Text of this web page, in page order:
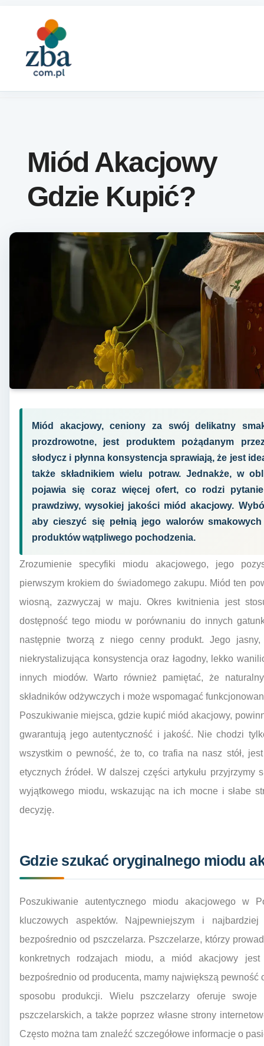
Miód Akacjowy
Gdzie Kupić?
Miód akacjowy, ceniony za swój delikatny
prozdrowotne, jest produktem pożądanym
słodycz i płynna konsystencja sprawiają, że jest
także składnikiem wielu potraw. Jednakże, w
pojawia się coraz więcej ofert, co rodzi
prawdziwy, wysokiej jakości miód akacjowy.
aby cieszyć się pełnią jego walorów
produktów wątpliwego pochodzenia.
Zrozumienie specyfiki miodu akacjowego, jego
pierwszym krokiem do świadomego zakupu. Miód ten
wiosną, zazwyczaj w maju. Okres kwitnienia jest
dostępność tego miodu w porównaniu do innych
następnie tworzą z niego cenny produkt. Jego jasny,
niekrystalizująca konsystencja oraz łagodny, lekko
innych miodów. Warto również pamiętać, że
składników odżywczych i może wspomagać
Poszukiwanie miejsca, gdzie kupić miód akacjowy,
gwarantują jego autentyczność i jakość. Nie chodzi
wszystkim o pewność, że to, co trafia na nasz stół,
etycznych źródeł. W dalszej części artykułu
wyjątkowego miodu, wskazując na ich mocne i słabe
decyzję.
Gdzie szukać oryginalnego miodu
Poszukiwanie autentycznego miodu akacjowego w
kluczowych aspektów. Najpewniejszym i
bezpośrednio od pszczelarza. Pszczelarze, którzy
konkretnych rodzajach miodu, a miód akacjowy
bezpośrednio od producenta, mamy największą
sposobu produkcji. Wielu pszczelarzy oferuje
pszczelarskich, a także poprzez własne strony
Często można tam znaleźć szczegółowe informacje o